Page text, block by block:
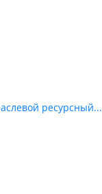
ресурсный...